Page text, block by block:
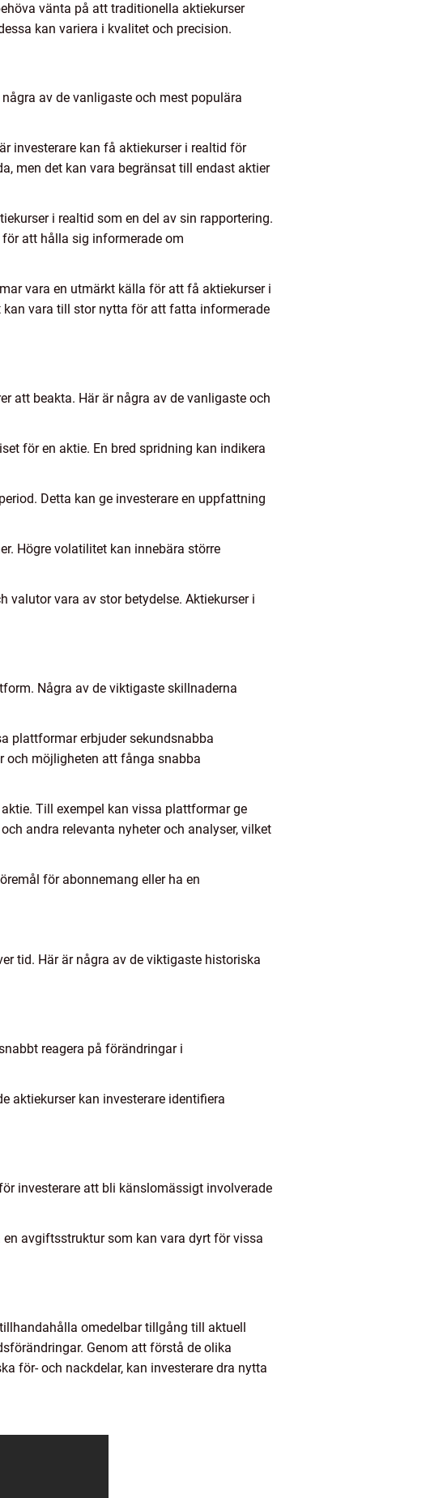
vänta på att traditionella aktiekurser
kan variera i kvalitet och precision.
av de vanligaste och mest populära
investerare kan få aktiekurser i realtid för
men det kan vara begränsat till endast aktier
i realtid som en del av sin rapportering.
att hålla sig informerade om
vara en utmärkt källa för att få aktiekurser i
vara till stor nytta för att fatta informerade
att beakta. Här är några av de vanligaste och
för en aktie. En bred spridning kan indikera
Detta kan ge investerare en uppfattning
Högre volatilitet kan innebära större
valutor vara av stor betydelse. Aktiekurser i
Några av de viktigaste skillnaderna
plattformar erbjuder sekundsnabba
och möjligheten att fånga snabba
Till exempel kan vissa plattformar ge
andra relevanta nyheter och analyser, vilket
för abonnemang eller ha en
tid. Här är några av de viktigaste historiska
reagera på förändringar i
aktiekurser kan investerare identifiera
investerare att bli känslomässigt involverade
avgiftsstruktur som kan vara dyrt för vissa
omedelbar tillgång till aktuell
Genom att förstå de olika
för- och nackdelar, kan investerare dra nytta